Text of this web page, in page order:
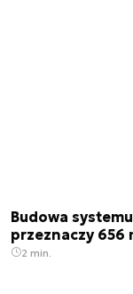
Budowa
przeznaczy 656
2 min.